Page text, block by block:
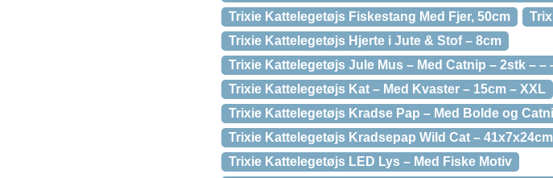
Trixie Kattelegetøjs Fiskestang Med Fjer, 50cm
Trixie Kattelegetøjs Hjerte i Jute & Stof – 8cm
Trixie Kattelegetøjs Jule Mus – Med Catnip – 2stk – –
Trixie Kattelegetøjs Kat – Med Kvaster – 15cm – XXL
Trixie Kattelegetøjs Kradse Pap – Med Bolde og
Trixie Kattelegetøjs Kradsepap Wild Cat –
Trixie Kattelegetøjs LED Lys – Med Fiske Motiv